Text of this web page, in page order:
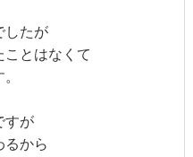
したが
とはなくて
すが
るから